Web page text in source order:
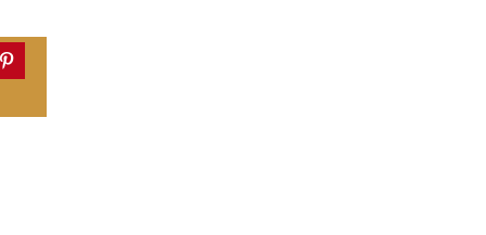
Pinterest